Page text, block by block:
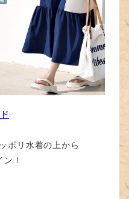
ポリ水着の上から
！